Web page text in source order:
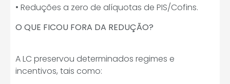
• Reduções a zero de alíquotas de PIS/Cofins.
O QUE FICOU FORA DA REDUÇÃO?
A LC preservou determinados regimes e
incentivos, tais como: